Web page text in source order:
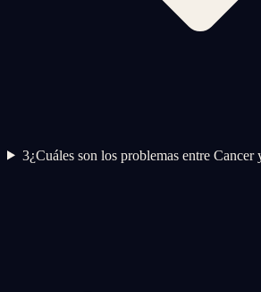
3¿Cuáles son los problemas entre Cancer